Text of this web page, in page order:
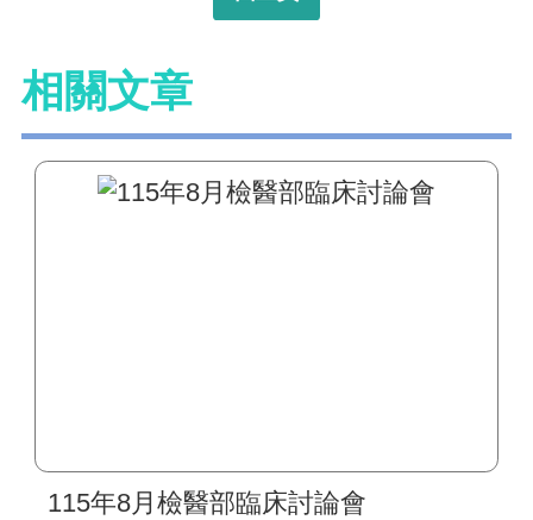
相關文章
115年8月檢醫部臨床討論會